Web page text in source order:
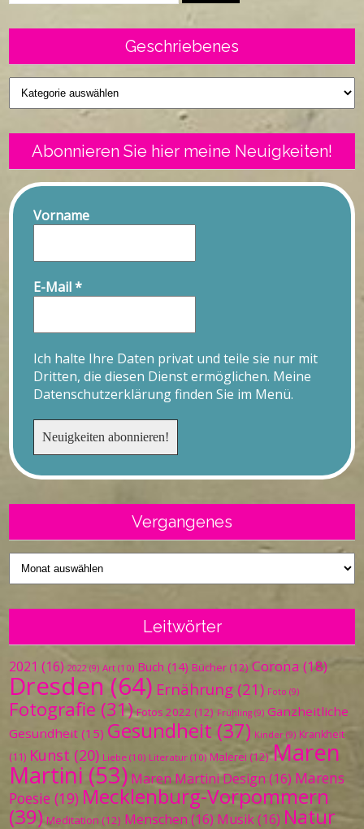
Geschriebenes
Geschriebenes
Abonnieren Sie hier meine Neuigkeiten!
Vorname
E-Mail*
Ich halte Ihre Daten privat und teile sie nur mit
Dritten, die diesen Dienst ermöglichen. Meine
Datenschutzerklärung finden Sie im Menü.
Vergangenes
Vergangenes
Leitwörter
2021 (16) 2022 (9) Art (10) Buch (14) Bücher (12) Corona (18)
Dresden (64) Ernährung (21) Foto (9)
Fotografie (31) Fotos 2022 (12) Frühling (9) Ganzheitliche
Gesundheit (15) Gesundheit (37) Kinder (9) Krankheit
(11) Kunst (20) Liebe (10) Literatur (10) Malerei (12) Maren
Martini (53) Maren Martini Design (16) Marens
Poesie (19) Mecklenburg-Vorpommern
(39) Meditation (12) Menschen (16) Musik(16) Natur